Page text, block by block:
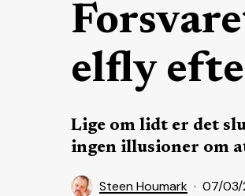
elfly
Lige om lidt er det
ingen illusioner om
Steen Houmark 07/03/